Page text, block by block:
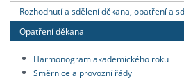
Rozhodnutí a sdělení děkana, opatření a
Opatření děkana
Harmonogram akademického roku
Směrnice a provozní řády